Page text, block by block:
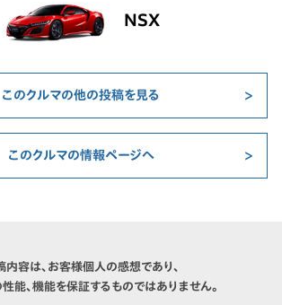
NSX
このクルマの他の投稿を見る
このクルマの情報ページへ
内容は、お客様個人の感想であり、
能、機能を保証するものではありません。